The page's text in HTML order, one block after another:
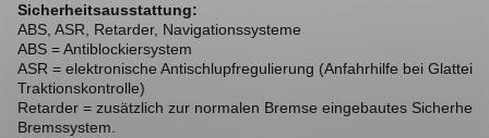
Sicherheitsausstattung:
ABS, ASR, Retarder, Navigationssysteme
ABS = Antiblockiersystem
ASR = elektronische Antischlupfregulierung (Anfahrhilfe bei Glatteis -
Traktionskontrolle)
Retarder = zusätzlich zur normalen Bremse eingebautes
Bremssystem.